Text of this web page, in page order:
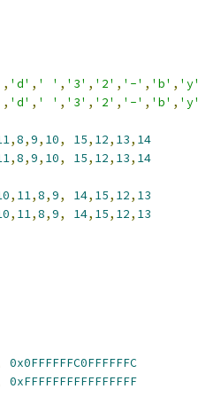
, 'd' , ' ' , '3' , '2' , '-' , 'b' , 'y'
, 'd' , ' ' , '3' , '2' , '-' , 'b' , 'y'
,8,9, 10, 15, 12, 13, 14
,8,9, 10, 15, 12, 13, 14
, 11,8,9, 14, 15, 12, 13
, 11,8,9, 14, 15, 12, 13
0x0FFFFFFC0FFFFFFC
0xFFFFFFFFFFFFFFFF